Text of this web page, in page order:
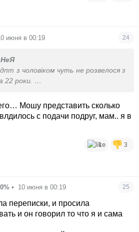
июня в 00:19 24
з чоловіком чуть не розвелося з
22 роки.
Мошу представить сколько
с подачи подруг, мам.. я в
1 3
• 10 июня в 00:19 25
переписки, и просила
и он говорил то что я и сама